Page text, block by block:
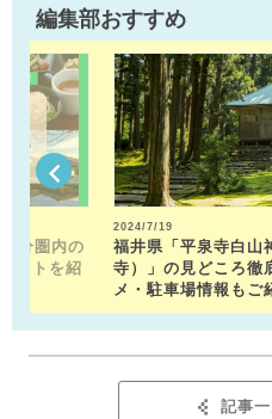
編集部おすすめ
分圏内の
ットを紹
2024/7/19
福井県「平泉寺白山
寺）」の見どころ徹
メ・駐車場情報もご
記事